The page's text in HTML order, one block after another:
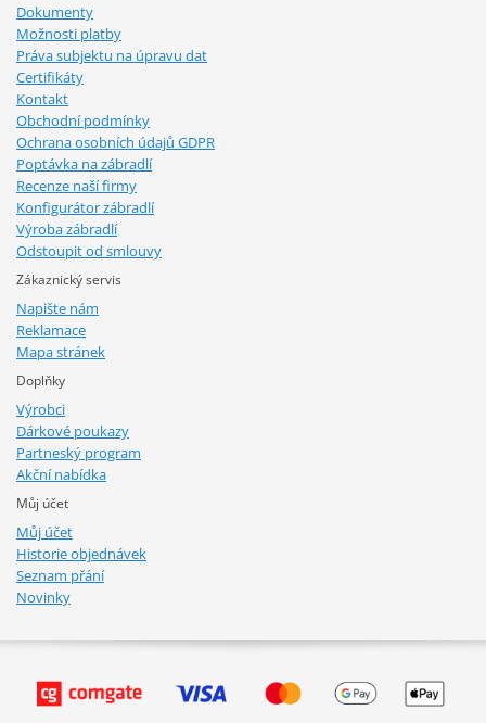
Dokumenty
Možnosti platby
Práva subjektu na úpravu dat
Certifikáty
Kontakt
Obchodní podmínky
Ochrana osobních údajů GDPR
Poptávka na zábradlí
Recenze naší firmy
Konfigurátor zábradlí
Výroba zábradlí
Odstoupit od smlouvy
Zákaznický servis
Napište nám
Reklamace
Mapa stránek
Doplňky
Výrobci
Dárkové poukazy
Partneský program
Akční nabídka
Můj účet
Můj účet
Historie objednávek
Seznam přání
Novinky